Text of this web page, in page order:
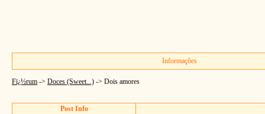
Informações
Fï¿½rum -> Doces (Sweet...) -> Dois amores
Post Info